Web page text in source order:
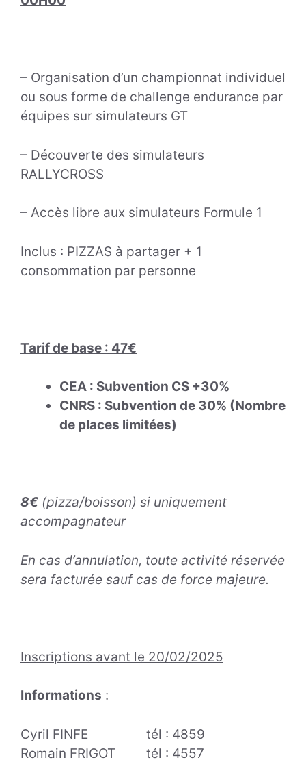
– Organisation d’un championnat individuel
ou sous forme de challenge endurance par
équipes sur simulateurs GT
– Découverte des simulateurs
RALLYCROSS
– Accès libre aux simulateurs Formule 1
Inclus : PIZZAS à partager + 1
consommation par personne
Tarif de base : 47€
CEA : Subvention CS +30%
CNRS : Subvention de 30% (Nombre
de places limitées)
8€ (pizza/boisson) si uniquement
accompagnateur
En cas d’annulation, toute activité réservée
sera facturée sauf cas de force majeure.
Inscriptions avant le 20/02/2025
Informations :
Cyril FINFE tél : 4859
Romain FRIGOT tél : 4557